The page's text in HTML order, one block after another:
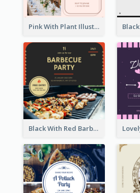
Pink With Plant Illustration Wedding Party Invitation
Black With Red Barbecue Housewarming Invitation